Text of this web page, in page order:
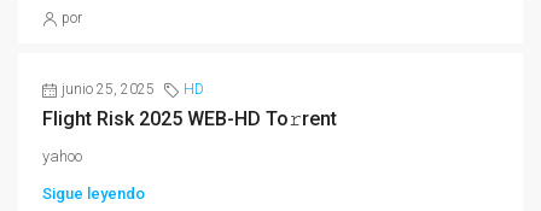
por
junio 25, 2025 HD
Flight Risk 2025 WEB-HD To𝚛rent
yahoo
Sigue leyendo